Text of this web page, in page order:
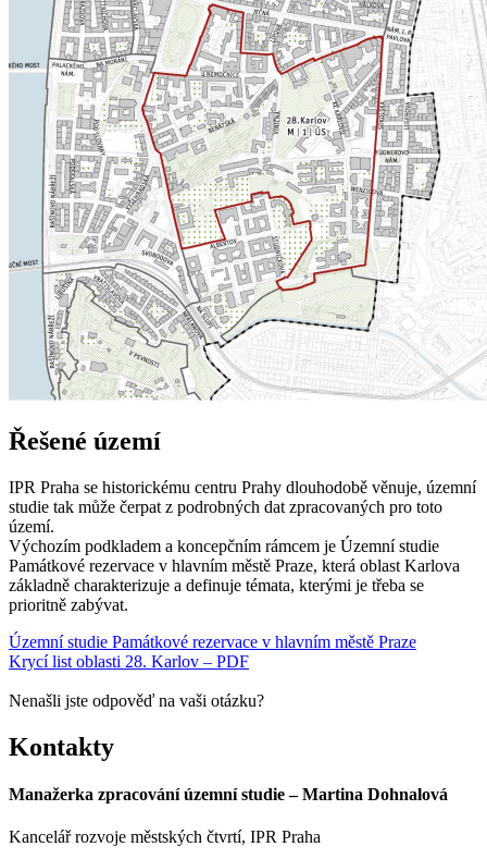
Řešené území
IPR Praha se historickému centru Prahy dlouhodobě věnuje, územní
studie tak může čerpat z podrobných dat zpracovaných pro toto
území.
Výchozím podkladem a koncepčním rámcem je Územní studie
Památkové rezervace v hlavním městě Praze, která oblast Karlova
základně charakterizuje a definuje témata, kterými je třeba se
prioritně zabývat.
Územní studie Památkové rezervace v hlavním městě Praze
Krycí list oblasti 28. Karlov – PDF
Nenašli jste odpověď na vaši otázku?
Kontakty
Manažerka zpracování územní studie – Martina Dohnalová
Kancelář rozvoje městských čtvrtí, IPR Praha